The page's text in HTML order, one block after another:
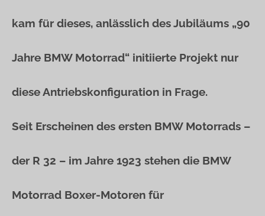
kam für dieses, anlässlich des Jubiläums „90
Jahre BMW Motorrad“ initiierte Projekt nur
diese Antriebskonfiguration in Frage.
Seit Erscheinen des ersten BMW Motorrads –
der R 32 – im Jahre 1923 stehen die BMW
Motorrad Boxer-Motoren für